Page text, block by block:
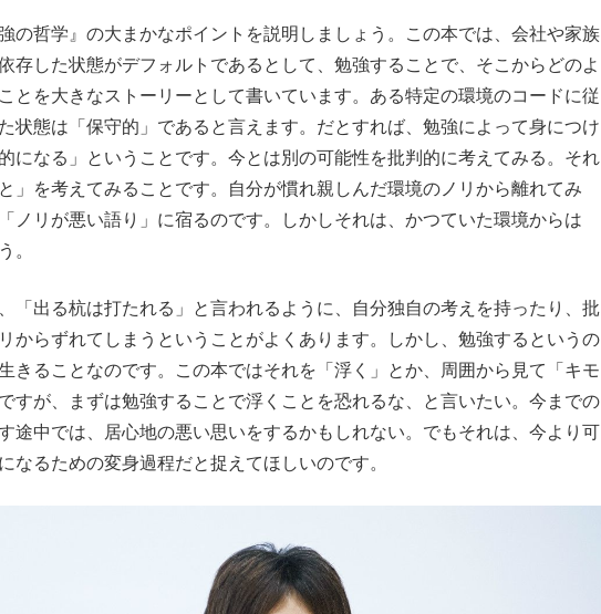
もっと見る
の哲学』の大まかなポイントを説明しましょう。この本では、会社や家族
存した状態がデフォルトであるとして、勉強することで、そこからどのよ
とを大きなストーリーとして書いています。ある特定の環境のコードに従
状態は「保守的」であると言えます。だとすれば、勉強によって身につけ
になる」ということです。今とは別の可能性を批判的に考えてみる。それ
」を考えてみることです。自分が慣れ親しんだ環境のノリから離れてみ
ノリが悪い語り」に宿るのです。しかしそれは、かつていた環境からは
。
「出る杭は打たれる」と言われるように、自分独自の考えを持ったり、批
からずれてしまうということがよくあります。しかし、勉強するというの
きることなのです。この本ではそれを「浮く」とか、周囲から見て「キモ
すが、まずは勉強することで浮くことを恐れるな、と言いたい。今までの
途中では、居心地の悪い思いをするかもしれない。でもそれは、今より可
なるための変身過程だと捉えてほしいのです。